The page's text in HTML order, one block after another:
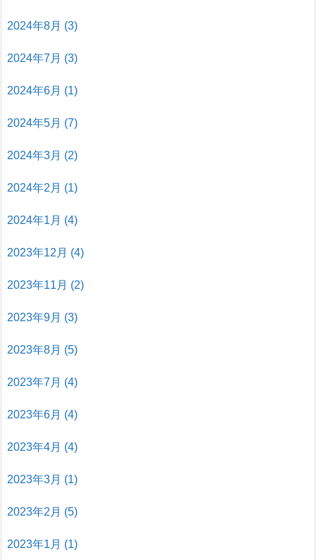
2024年8月 (3)
2024年7月 (3)
2024年6月 (1)
2024年5月 (7)
2024年3月 (2)
2024年2月 (1)
2024年1月 (4)
2023年12月 (4)
2023年11月 (2)
2023年9月 (3)
2023年8月 (5)
2023年7月 (4)
2023年6月 (4)
2023年4月 (4)
2023年3月 (1)
2023年2月 (5)
2023年1月 (1)